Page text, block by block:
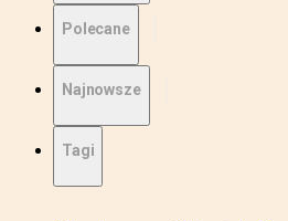
Polecane
Najnowsze
Tagi